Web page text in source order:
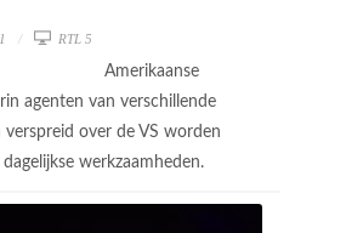
RTL 5
Amerikaanse
agenten van verschillende
over de VS worden
werkzaamheden.